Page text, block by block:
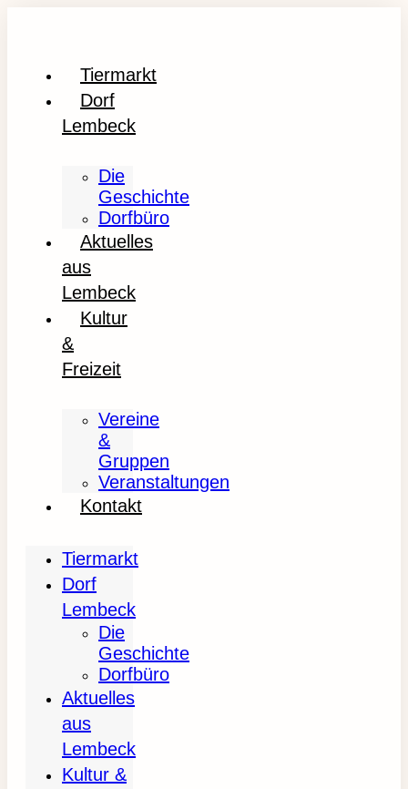
Tiermarkt
Dorf
Lembeck
Die
Geschichte
Dorfbüro
Aktuelles
aus
Lembeck
Kultur
&
Freizeit
Vereine
&
Gruppen
Veranstaltungen
Kontakt
Tiermarkt
Dorf
Lembeck
Die
Geschichte
Dorfbüro
Aktuelles
aus
Lembeck
Kultur &